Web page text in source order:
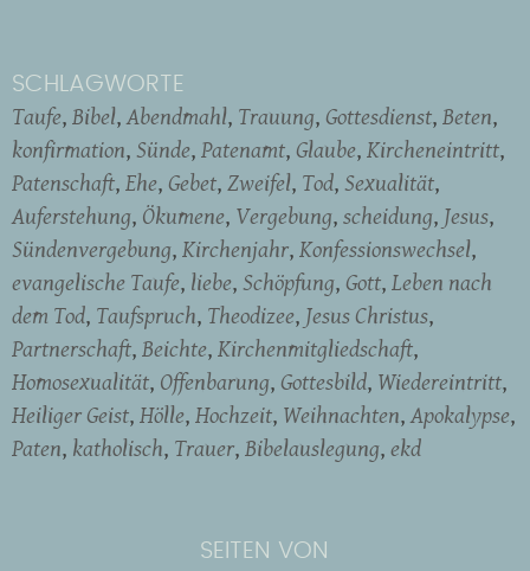
SCHLAGWORTE
Taufe Bibel Abendmahl Trauung Gottesdienst Beten
konfirmation Sünde Patenamt Glaube Kircheneintritt
Patenschaft Ehe Gebet Zweifel Tod Sexualität
Auferstehung Ökumene Vergebung scheidung Jesus
Sündenvergebung Kirchenjahr Konfessionswechsel
evangelische Taufe liebe Schöpfung Gott Leben nach
dem Tod Taufspruch Theodizee Jesus Christus
Partnerschaft Beichte Kirchenmitgliedschaft
Homosexualität Offenbarung Gottesbild Wiedereintritt
Heiliger Geist Hölle Hochzeit Weihnachten Apokalypse
Paten katholisch Trauer Bibelauslegung ekd
SEITEN VON